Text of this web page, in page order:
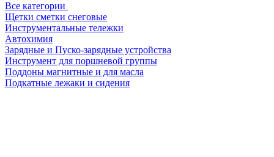
Все категории
Щетки сметки снеговые
Инструментальные тележки
Автохимия
Зарядные и Пуско-зарядные устройства
Инструмент для поршневой группы
Поддоны магнитные и для масла
Подкатные лежаки и сидения